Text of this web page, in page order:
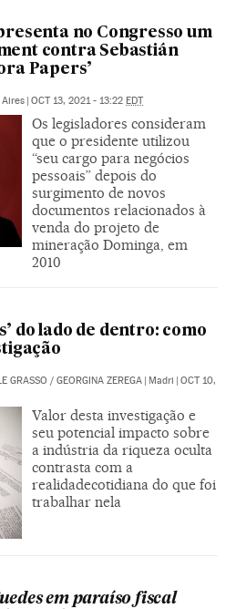
no Congresso um
contra Sebastián
Papers’
Aires OCT 13, 2021 - 13:22 EDT
Os legisladores consideram
que o presidente utilizou
“seu cargo para negócios
pessoais” depois do
surgimento de novos
documentos relacionados à
venda do projeto de
mineração Dominga, em
2010
do lado de dentro: como
GRASSO / GEORGINA ZEREGA Madri
OCT 10,
Valor desta investigação e
seu potencial impacto sobre
a indústria da riqueza oculta
contrasta com a
realidadecotidiana do que foi
trabalhar nela
em paraíso fiscal